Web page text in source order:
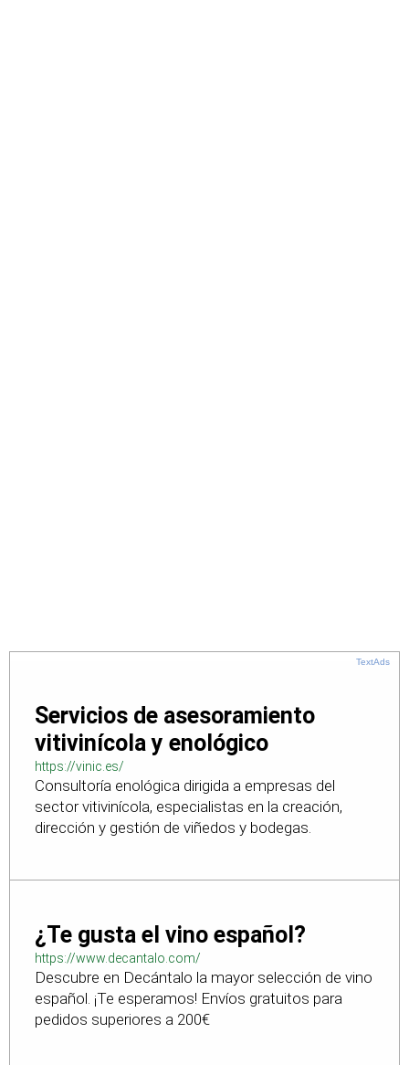
TextAds
Servicios de asesoramiento
vitivinícola y enológico
https://vinic.es/
Consultoría enológica dirigida a empresas del
sector vitivinícola, especialistas en la creación,
dirección y gestión de viñedos y bodegas.
¿Te gusta el vino español?
https://www.decantalo.com/
Descubre en Decántalo la mayor selección de vino
español. ¡Te esperamos! Envíos gratuitos para
pedidos superiores a 200€